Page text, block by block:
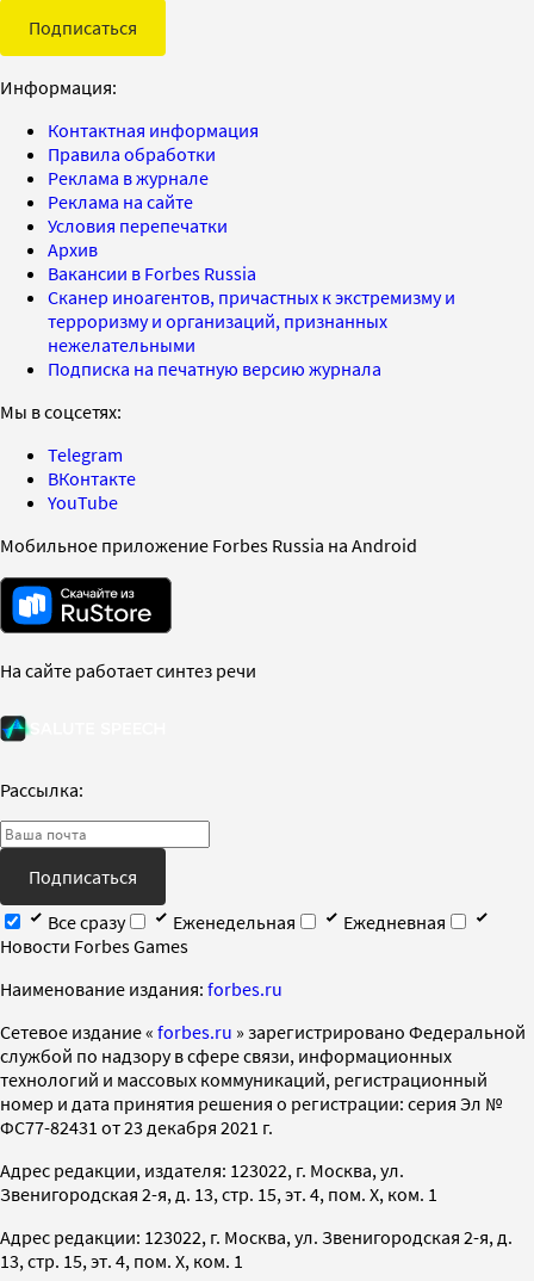
Подписаться
Информация:
Контактная информация
Правила обработки
Реклама в журнале
Реклама на сайте
Условия перепечатки
Архив
Вакансии в Forbes Russia
Сканер иноагентов, причастных к экстремизму и
терроризму и организаций, признанных
нежелательными
Подписка на печатную версию журнала
Мы в соцсетях:
Telegram
ВКонтакте
YouTube
Мобильное приложение Forbes Russia на Android
На сайте работает синтез речи
Рассылка:
Подписаться
Все сразу
Еженедельная
Ежедневная
Новости Forbes Games
Наименование издания: forbes.ru
Cетевое издание « forbes.ru » зарегистрировано Федеральной
службой по надзору в сфере связи, информационных
технологий и массовых коммуникаций, регистрационный
номер и дата принятия решения о регистрации: серия Эл №
ФС77-82431 от 23 декабря 2021 г.
Адрес редакции, издателя: 123022, г. Москва, ул.
Звенигородская 2-я, д. 13, стр. 15, эт. 4, пом. X, ком. 1
Адрес редакции: 123022, г. Москва, ул. Звенигородская 2-я, д.
13, стр. 15, эт. 4, пом. X, ком. 1